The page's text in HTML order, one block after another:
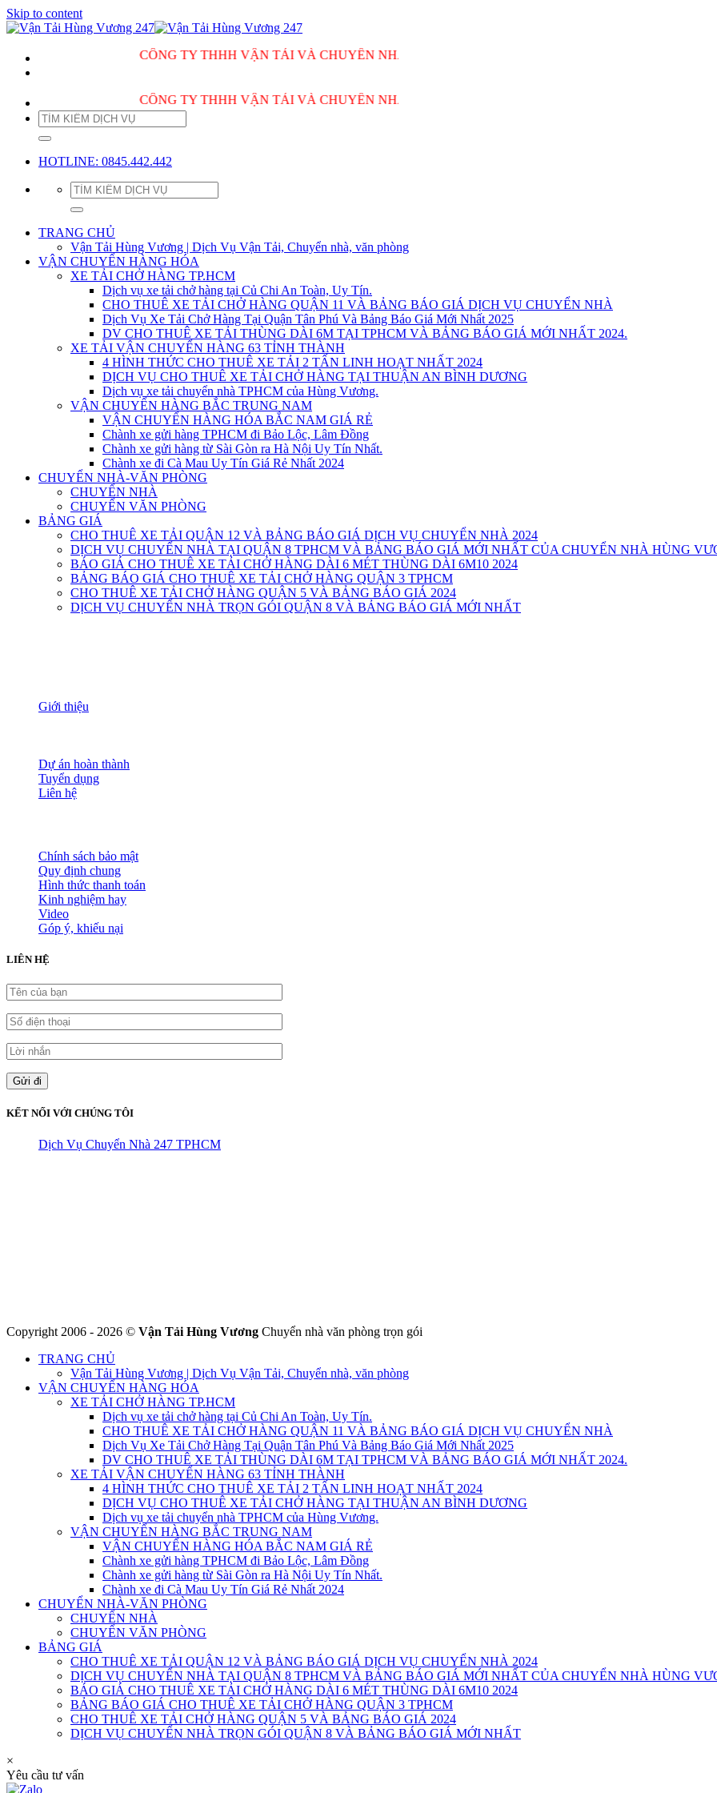
Skip to content
CÔNG TY THHH VẬN TẢI VÀ CHUYỂN NHÀ HÙNG VƯƠNG PHỤC VỤ 24/7
CÔNG TY THHH VẬN TẢI VÀ CHUYỂN NHÀ HÙNG VƯƠNG PHỤC VỤ 24/7
HOTLINE: 0845.442.442
TRANG CHỦ
Vận Tải Hùng Vương | Dịch Vụ Vận Tải, Chuyển nhà, văn phòng
VẬN CHUYỂN HÀNG HÓA
XE TẢI CHỞ HÀNG TP.HCM
Dịch vụ xe tải chở hàng tại Củ Chi An Toàn, Uy Tín.
CHO THUÊ XE TẢI CHỞ HÀNG QUẬN 11 VÀ BẢNG BÁO GIÁ DỊCH VỤ CHUYỂN NHÀ
Dịch Vụ Xe Tải Chở Hàng Tại Quận Tân Phú Và Bảng Báo Giá Mới Nhất 2025
DV CHO THUÊ XE TẢI THÙNG DÀI 6M TẠI TPHCM VÀ BẢNG BÁO GIÁ MỚI NHẤT 2024.
XE TẢI VẬN CHUYỂN HÀNG 63 TỈNH THÀNH
4 HÌNH THỨC CHO THUÊ XE TẢI 2 TẤN LINH HOẠT NHẤT 2024
DỊCH VỤ CHO THUÊ XE TẢI CHỞ HÀNG TẠI THUẬN AN BÌNH DƯƠNG
Dịch vụ xe tải chuyển nhà TPHCM của Hùng Vương.
VẬN CHUYỂN HÀNG BẮC TRUNG NAM
VẬN CHUYỂN HÀNG HÓA BẮC NAM GIÁ RẺ
Chành xe gửi hàng TPHCM đi Bảo Lộc, Lâm Đồng
Chành xe gửi hàng từ Sài Gòn ra Hà Nội Uy Tín Nhất.
Chành xe đi Cà Mau Uy Tín Giá Rẻ Nhất 2024
CHUYỂN NHÀ-VĂN PHÒNG
CHUYỂN NHÀ
CHUYỂN VĂN PHÒNG
BẢNG GIÁ
CHO THUÊ XE TẢI QUẬN 12 VÀ BẢNG BÁO GIÁ DỊCH VỤ CHUYỂN NHÀ 2024
DỊCH VỤ CHUYỂN NHÀ TẠI QUẬN 8 TPHCM VÀ BẢNG BÁO GIÁ MỚI NHẤT CỦA CHUYỂN NHÀ HÙNG
BÁO GIÁ CHO THUÊ XE TẢI CHỞ HÀNG DÀI 6 MÉT THÙNG DÀI 6M10 2024
BẢNG BÁO GIÁ CHO THUÊ XE TẢI CHỞ HÀNG QUẬN 3 TPHCM
CHO THUÊ XE TẢI CHỞ HÀNG QUẬN 5 VÀ BẢNG BÁO GIÁ 2024
DỊCH VỤ CHUYỂN NHÀ TRỌN GÓI QUẬN 8 VÀ BẢNG BÁO GIÁ MỚI NHẤT
Giới thiệu
Dự án hoàn thành
Tuyển dụng
Liên hệ
Chính sách bảo mật
Quy định chung
Hình thức thanh toán
Kinh nghiệm hay
Video
Góp ý, khiếu nại
LIÊN HỆ
KẾT NỐI VỚI CHÚNG TÔI
Dịch Vụ Chuyển Nhà 247 TPHCM
Copyright 2006 - 2026 © Vận Tải Hùng Vương Chuyển nhà văn phòng trọn gói
TRANG CHỦ
Vận Tải Hùng Vương | Dịch Vụ Vận Tải, Chuyển nhà, văn phòng
VẬN CHUYỂN HÀNG HÓA
XE TẢI CHỞ HÀNG TP.HCM
Dịch vụ xe tải chở hàng tại Củ Chi An Toàn, Uy Tín.
CHO THUÊ XE TẢI CHỞ HÀNG QUẬN 11 VÀ BẢNG BÁO GIÁ DỊCH VỤ CHUYỂN NHÀ
Dịch Vụ Xe Tải Chở Hàng Tại Quận Tân Phú Và Bảng Báo Giá Mới Nhất 2025
DV CHO THUÊ XE TẢI THÙNG DÀI 6M TẠI TPHCM VÀ BẢNG BÁO GIÁ MỚI NHẤT 2024.
XE TẢI VẬN CHUYỂN HÀNG 63 TỈNH THÀNH
4 HÌNH THỨC CHO THUÊ XE TẢI 2 TẤN LINH HOẠT NHẤT 2024
DỊCH VỤ CHO THUÊ XE TẢI CHỞ HÀNG TẠI THUẬN AN BÌNH DƯƠNG
Dịch vụ xe tải chuyển nhà TPHCM của Hùng Vương.
VẬN CHUYỂN HÀNG BẮC TRUNG NAM
VẬN CHUYỂN HÀNG HÓA BẮC NAM GIÁ RẺ
Chành xe gửi hàng TPHCM đi Bảo Lộc, Lâm Đồng
Chành xe gửi hàng từ Sài Gòn ra Hà Nội Uy Tín Nhất.
Chành xe đi Cà Mau Uy Tín Giá Rẻ Nhất 2024
CHUYỂN NHÀ-VĂN PHÒNG
CHUYỂN NHÀ
CHUYỂN VĂN PHÒNG
BẢNG GIÁ
CHO THUÊ XE TẢI QUẬN 12 VÀ BẢNG BÁO GIÁ DỊCH VỤ CHUYỂN NHÀ 2024
DỊCH VỤ CHUYỂN NHÀ TẠI QUẬN 8 TPHCM VÀ BẢNG BÁO GIÁ MỚI NHẤT CỦA CHUYỂN NHÀ HÙNG
BÁO GIÁ CHO THUÊ XE TẢI CHỞ HÀNG DÀI 6 MÉT THÙNG DÀI 6M10 2024
BẢNG BÁO GIÁ CHO THUÊ XE TẢI CHỞ HÀNG QUẬN 3 TPHCM
CHO THUÊ XE TẢI CHỞ HÀNG QUẬN 5 VÀ BẢNG BÁO GIÁ 2024
DỊCH VỤ CHUYỂN NHÀ TRỌN GÓI QUẬN 8 VÀ BẢNG BÁO GIÁ MỚI NHẤT
×
Yêu cầu tư vấn